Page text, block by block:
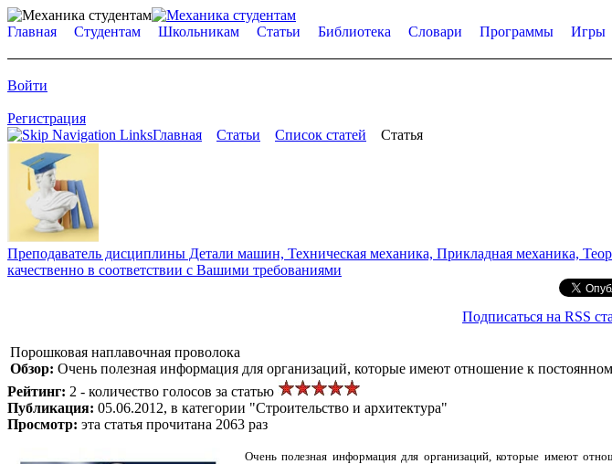
Главная Студентам Школьникам Статьи Библиотека Словари Программы Игры
Войти
Регистрация
Главная
Статьи Список статей Статья
Преподаватель дисциплины Детали машин, Техническая механика, Прикладная механика,
качественно в соответствии с Вашими требованиями
Подписаться на RSS
Порошковая наплавочная проволока
Обзор: Очень полезная информация для организаций, которые имеют отношение к
Рейтинг: 2 - количество голосов за статью
Публикация: 05.06.2012, в категории "Строительство и архитектура"
Просмотр: эта статья прочитана 2063 раз
Очень полезная информация для организаций, которые имеют